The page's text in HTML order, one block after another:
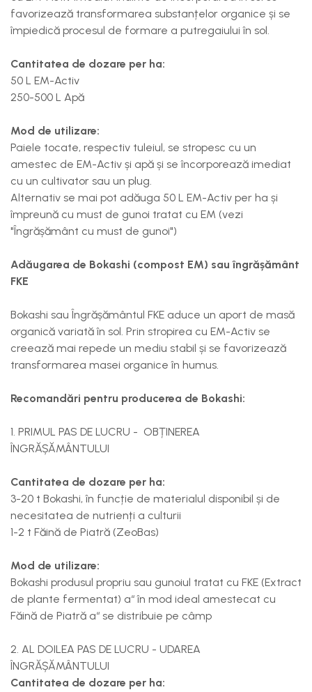
favorizează transformarea substanțelor organice și se
împiedică procesul de formare a putregaiului în sol.
Cantitatea de dozare per ha:
50 L EM-Activ
250-500 L Apă
Mod de utilizare:
Paiele tocate, respectiv tuleiul, se stropesc cu un
amestec de EM-Activ și apă și se încorporează imediat
cu un cultivator sau un plug.
Alternativ se mai pot adăuga 50 L EM-Activ per ha și
împreună cu must de gunoi tratat cu EM (vezi
"Îngrășământ cu must de gunoi")
Adăugarea de Bokashi (compost EM) sau îngrășământ
FKE
Bokashi sau Îngrășământul FKE aduce un aport de masă
organică variată în sol. Prin stropirea cu EM-Activ se
creează mai repede un mediu stabil și se favorizează
transformarea masei organice în humus.
Recomandări pentru producerea de Bokashi:
1. PRIMUL PAS DE LUCRU - OBȚINEREA
ÎNGRĂȘĂMÂNTULUI
Cantitatea de dozare per ha:
3-20 t Bokashi, în funcție de materialul disponibil și de
necesitatea de nutrienți a culturii
1-2 t Făină de Piatră (ZeoBas)
Mod de utilizare:
Bokashi produsul propriu sau gunoiul tratat cu FKE (Extract
de plante fermentat) a“ în mod ideal amestecat cu
Făină de Piatră a“ se distribuie pe câmp
2. AL DOILEA PAS DE LUCRU - UDAREA
ÎNGRĂȘĂMÂNTULUI
Cantitatea de dozare per ha: